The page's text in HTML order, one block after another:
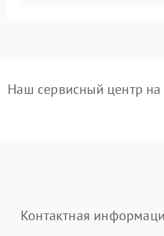
Наш сервисный центр
Контактная